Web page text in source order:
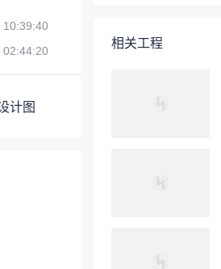
10:39:40
02:44:20
计图
相关工程